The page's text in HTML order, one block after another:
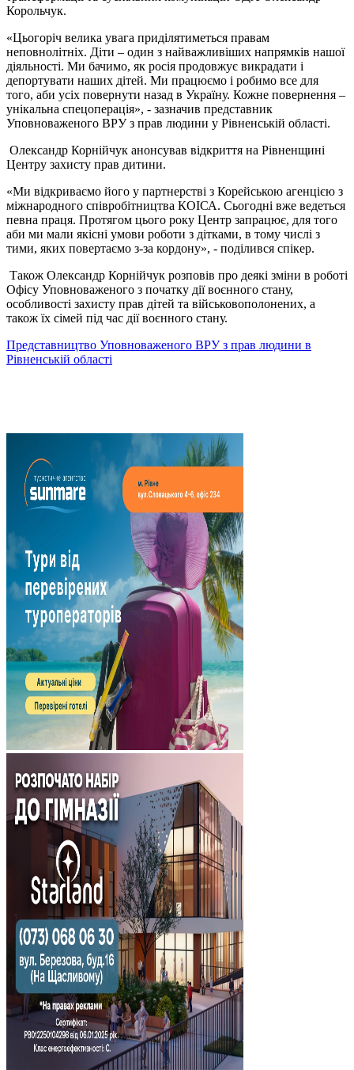
Корольчук.
«Цьогоріч велика увага приділятиметься правам
неповнолітніх. Діти – один з найважливіших напрямків нашої
діяльності. Ми бачимо, як росія продовжує викрадати і
депортувати наших дітей. Ми працюємо і робимо все для
того, аби усіх повернути назад в Україну. Кожне повернення –
унікальна спецоперація», - зазначив представник
Уповноваженого ВРУ з прав людини у Рівненській області.
Олександр Корнійчук анонсував відкриття на Рівненщині
Центру захисту прав дитини.
«Ми відкриваємо його у партнерстві з Корейською агенцією з
міжнародного співробітництва КОІСА. Сьогодні вже ведеться
певна праця. Протягом цього року Центр запрацює, для того
аби ми мали якісні умови роботи з дітками, в тому числі з
тими, яких повертаємо з-за кордону», - поділився спікер.
Також Олександр Корнійчук розповів про деякі зміни в роботі
Офісу Уповноваженого з початку дії воєнного стану,
особливості захисту прав дітей та військовополонених, а
також їх сімей під час дії воєнного стану.
Представництво Уповноваженого ВРУ з прав людини в
Рівненській області